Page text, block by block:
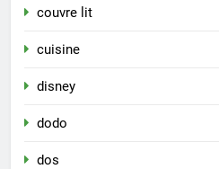
couvre lit
cuisine
disney
dodo
dos